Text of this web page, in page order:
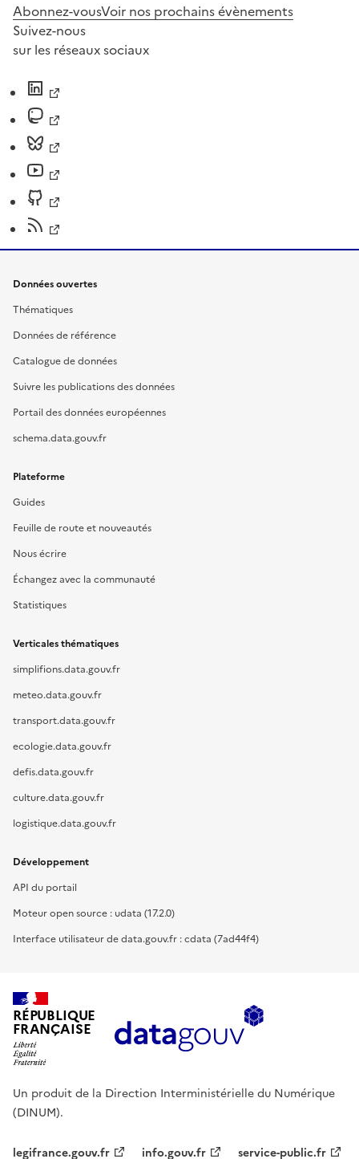
Abonnez-vousVoir nos prochains évènements
Suivez-nous
sur les réseaux sociaux
Données ouvertes
Thématiques
Données de référence
Catalogue de données
Suivre les publications des données
Portail des données européennes
schema.data.gouv.fr
Plateforme
Guides
Feuille de route et nouveautés
Nous écrire
Échangez avec la communauté
Statistiques
Verticales thématiques
simplifions.data.gouv.fr
meteo.data.gouv.fr
transport.data.gouv.fr
ecologie.data.gouv.fr
defis.data.gouv.fr
culture.data.gouv.fr
logistique.data.gouv.fr
Développement
API du portail
Moteur open source : udata (17.2.0)
Interface utilisateur de data.gouv.fr : cdata (7ad44f4)
RÉPUBLIQUE
FRANÇAISE
Un produit de la Direction Interministérielle du Numérique
(DINUM).
legifrance.gouv.fr info.gouv.fr service-public.fr